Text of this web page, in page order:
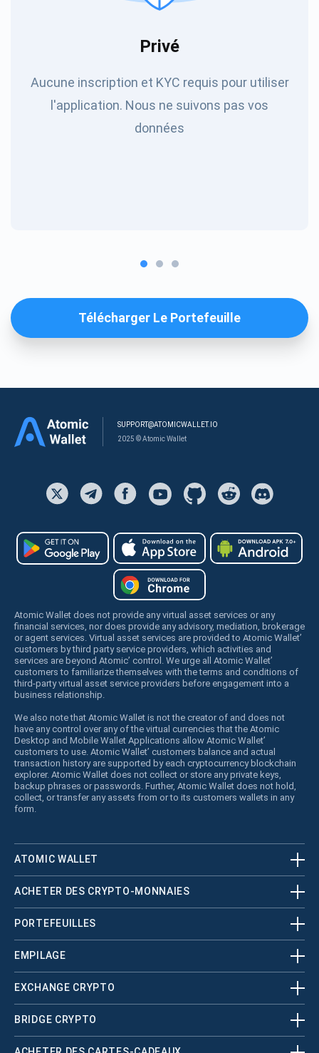
Privé
Aucune inscription et KYC requis pour utiliser
l'application. Nous ne suivons pas vos
données
Télécharger Le Portefeuille
SUPPORT@ATOMICWALLET.IO
2025 © Atomic Wallet
Atomic Wallet does not provide any virtual asset services or any
financial services, nor does provide any advisory, mediation, brokerage
or agent services. Virtual asset services are provided to Atomic Wallet’
customers by third party service providers, which activities and
services are beyond Atomic’ control. We urge all Atomic Wallet’
customers to familiarize themselves with the terms and conditions of
third-party virtual asset service providers before engagement into a
business relationship.
We also note that Atomic Wallet is not the creator of and does not
have any control over any of the virtual currencies that the Atomic
Desktop and Mobile Wallet Applications allow Atomic Wallet’
customers to use. Atomic Wallet’ customers balance and actual
transaction history are supported by each cryptocurrency blockchain
explorer. Atomic Wallet does not collect or store any private keys,
backup phrases or passwords. Further, Atomic Wallet does not hold,
collect, or transfer any assets from or to its customers wallets in any
form.
ATOMIC WALLET
ACHETER DES CRYPTO-MONNAIES
PORTEFEUILLES
EMPILAGE
EXCHANGE CRYPTO
BRIDGE CRYPTO